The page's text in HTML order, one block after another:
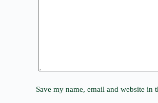
Save my name, email and website in